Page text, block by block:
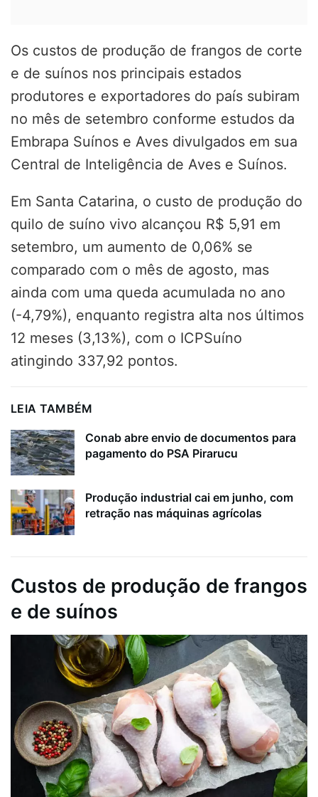
Os custos de produção de frangos de corte
e de suínos nos principais estados
produtores e exportadores do país subiram
no mês de setembro conforme estudos da
Embrapa Suínos e Aves divulgados em sua
Central de Inteligência de Aves e Suínos.
Em Santa Catarina, o custo de produção do
quilo de suíno vivo alcançou R$ 5,91 em
setembro, um aumento de 0,06% se
comparado com o mês de agosto, mas
ainda com uma queda acumulada no ano
(-4,79%), enquanto registra alta nos últimos
12 meses (3,13%), com o ICPSuíno
atingindo 337,92 pontos.
LEIA TAMBÉM
Conab abre envio de documentos para
pagamento do PSA Pirarucu
Produção industrial cai em junho, com
retração nas máquinas agrícolas
Custos de produção de frangos
e de suínos